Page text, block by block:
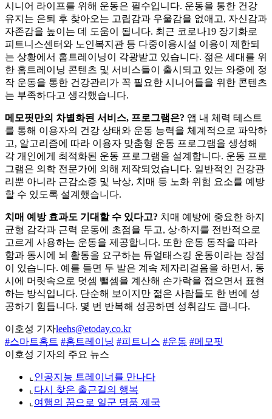
시니어 라이프를 위해 운동은 필수입니다. 운동을 통한 건강
유지는 은퇴 후 찾아오는 고립감과 우울감을 없애고, 자신감과
자존감을 높이는 데 도움이 됩니다. 최근 코로나19 장기화로
피트니스센터와 노인복지관 등 다중이용시설 이용이 제한되
는 상황에서 홈트레이닝이 각광받고 있습니다. 젊은 세대를 위
한 홈트레이닝 콘텐츠 및 서비스들이 출시되고 있는 와중에 정
작 운동을 통한 건강관리가 꼭 필요한 시니어들을 위한 콘텐츠
는 부족하다고 생각했습니다.
메모핏만의 차별화된 서비스, 프로그램은? 앱 내 체력 테스트
를 통해 이용자의 건강 상태와 운동 능력을 체계적으로 파악하
고, 알고리즘에 따라 이용자 맞춤형 운동 프로그램을 생성해
각 개인에게 최적화된 운동 프로그램을 설계합니다. 운동 프로
그램은 의학 전문가에 의해 제작되었습니다. 일반적인 건강관
리뿐 아니라 근감소증 및 낙상, 치매 등 노화 위험 요소를 예방
할 수 있도록 설계했습니다.
치매 예방 효과도 기대할 수 있다고? 치매 예방에 중요한 하지
균형 감각과 근력 운동에 초점을 두고, 상·하지를 전반적으로
고르게 사용하는 운동을 제공합니다. 또한 운동 동작을 따라
함과 동시에 뇌 활동을 요구하는 듀얼태스킹 운동이라는 장점
이 있습니다. 예를 들면 두 발은 계속 제자리걸음을 하면서, 동
시에 머릿속으로 덧셈 뺄셈을 계산해 손가락을 접으면서 표현
하는 방식입니다. 단순해 보이지만 젊은 사람들도 한 번에 성
공하기 힘듭니다. 몇 번 반복해 성공하면 성취감도 큽니다.
이호성 기자leehs@etoday.co.kr
#스마트홈트 #홈트레이닝 #피트니스 #운동 #메모핏
이호성 기자의 주요 뉴스
⌞ 인공지능 트레이너를 만나다
⌞ 다시 찾은 출근길의 행복
⌞ 여행의 꿈으로 일군 명품 제국